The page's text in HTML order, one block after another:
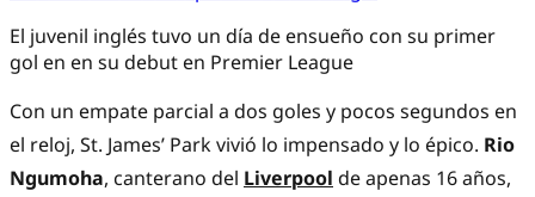
El juvenil inglés tuvo un día de ensueño con su primer
gol en en su debut en Premier League
Con un empate parcial a dos goles y pocos segundos en
el reloj, St. James’ Park vivió lo impensado y lo épico. Rio
Ngumoha, canterano del Liverpool de apenas 16 años,